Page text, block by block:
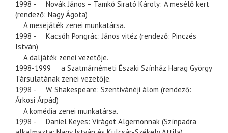
1998 - Novák János – Tamkó Sirató Károly: A mesélő kert
(rendező: Nagy Ágota)
A mesejáték zenei munkatársa.
1998 - Kacsóh Pongrác: János vitéz (rendező: Pinczés
István)
A daljáték zenei vezetője.
1998-1999 a Szatmárnémeti Északi Színház Harag György
Társulatának zenei vezetője.
1998 - W. Shakespeare: Szentivánéji álom (rendező:
Árkosi Árpád)
A komédia zenei munkatársa.
1998 - Daniel Keyes: Virágot Algernonnak (Színpadra